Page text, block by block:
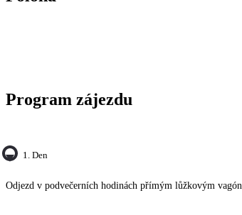
Program zájezdu
1. Den
Odjezd v podvečerních hodinách přímým lůžkovým